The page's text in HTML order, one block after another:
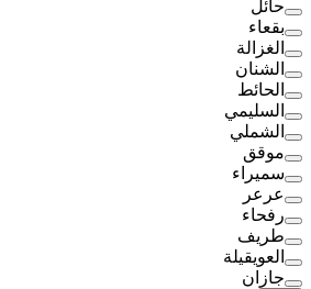
حائل
بقعاء
الغزالة
الشنان
الحائط
السليمي
الشملي
موقق
سميراء
عرعر
رفحاء
طريف
العويقيلة
جازان